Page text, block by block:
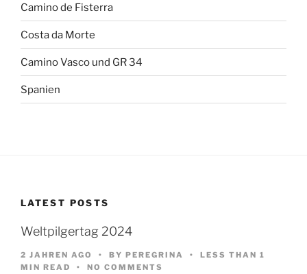
Camino de Fisterra
Costa da Morte
Camino Vasco und GR 34
Spanien
LATEST POSTS
Weltpilgertag 2024
2 JAHREN AGO BY PEREGRINA
LESS THAN 1
MIN READ
NO COMMENTS